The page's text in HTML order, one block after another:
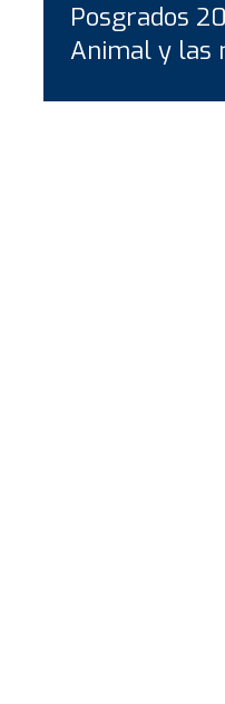
Posgrados
Animal y las